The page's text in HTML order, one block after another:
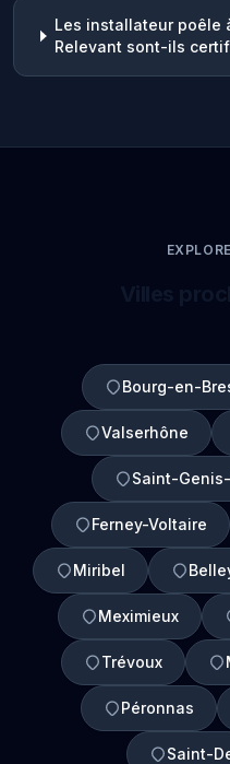
Les installateur poêle
Relevant sont-ils
Bourg-en-
Valserhône
Saint-
Ferney-Voltaire
Miribel
Meximieux
Trévoux
Péronnas
Saint-